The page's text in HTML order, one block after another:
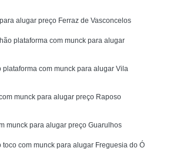
alugar preço Ferraz de Vasconcelos
plataforma com munck para alugar
plataforma com munck para alugar Vila
munck para alugar preço Raposo
munck para alugar preço Guarulhos
com munck para alugar Freguesia do Ó